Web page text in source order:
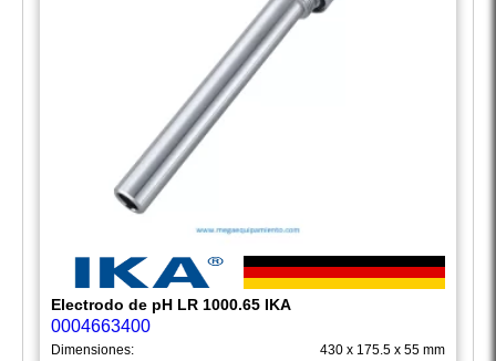
Electrodo de pH LR 1000.65 IKA
0004663400
Dimensiones:
430 x 175.5 x 55 mm